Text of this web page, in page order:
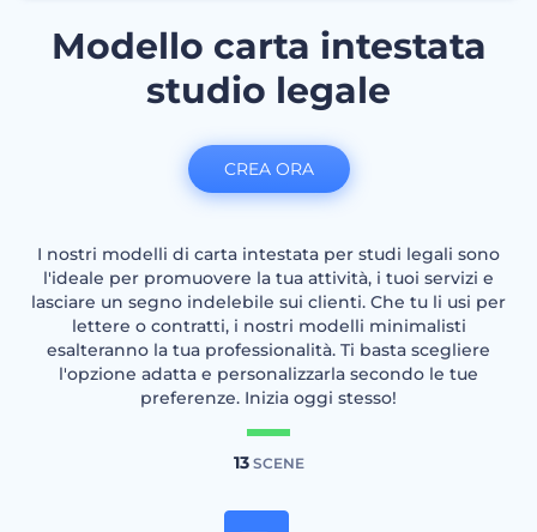
Modello carta intestata
studio legale
I nostri modelli di carta intestata per studi legali sono
l'ideale per promuovere la tua attività, i tuoi servizi e
lasciare un segno indelebile sui clienti. Che tu li usi per
lettere o contratti, i nostri modelli minimalisti
esalteranno la tua professionalità. Ti basta scegliere
l'opzione adatta e personalizzarla secondo le tue
preferenze. Inizia oggi stesso!
13SCENE
CREA ORA